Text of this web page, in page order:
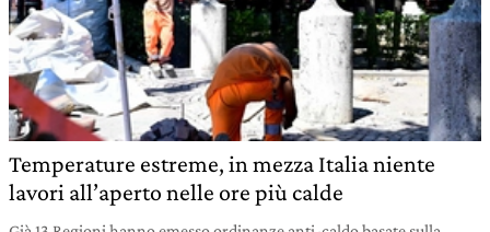
Temperature estreme, in mezza Italia niente
lavori all’aperto nelle ore più calde